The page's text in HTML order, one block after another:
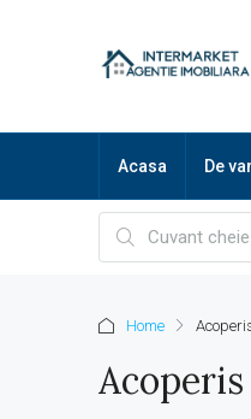
Acasa De
Home